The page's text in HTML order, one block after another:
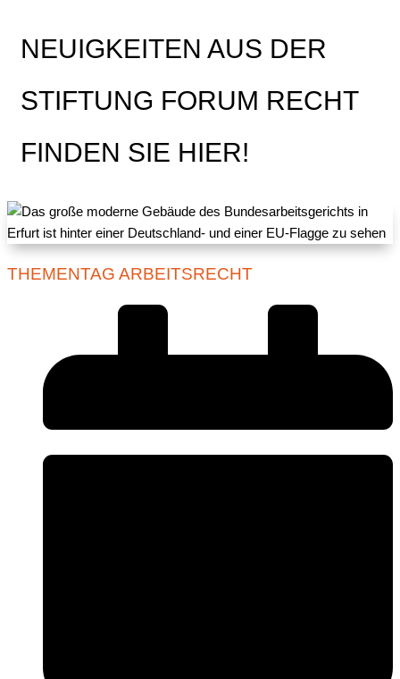
NEUIGKEITEN AUS DER
STIFTUNG FORUM RECHT
FINDEN SIE HIER!
THEMENTAG ARBEITSRECHT